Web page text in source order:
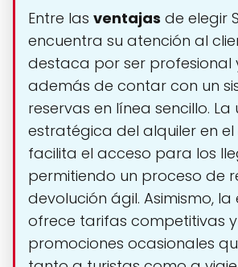
Entre las ventajas de elegir
encuentra su atención al
destaca por ser profesional
además de contar con un
reservas en línea sencillo.
estratégica del alquiler en el
facilita el acceso para los
permitiendo un proceso de
devolución ágil. Asimismo,
ofrece tarifas competitivas y
promociones ocasionales